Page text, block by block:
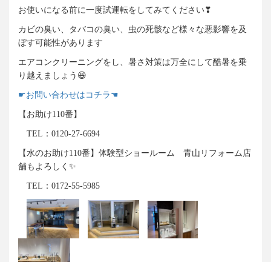
お使いになる前に一度試運転をしてみてください❣
カビの臭い、タバコの臭い、虫の死骸など様々な悪影響を及
ぼす可能性があります
エアコンクリーニングをし、暑さ対策は万全にして酷暑を乗
り越えましょう😆
☛お問い合わせはコチラ☚
【お助け110番】
TEL： 0120-27-6694
【水のお助け110番】体験型ショールーム 青山リフォーム店
舗もよろしく✨
TEL：0172-55-5985